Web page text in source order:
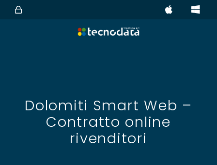
Dolomiti Smart Web –
Contratto online
rivenditori